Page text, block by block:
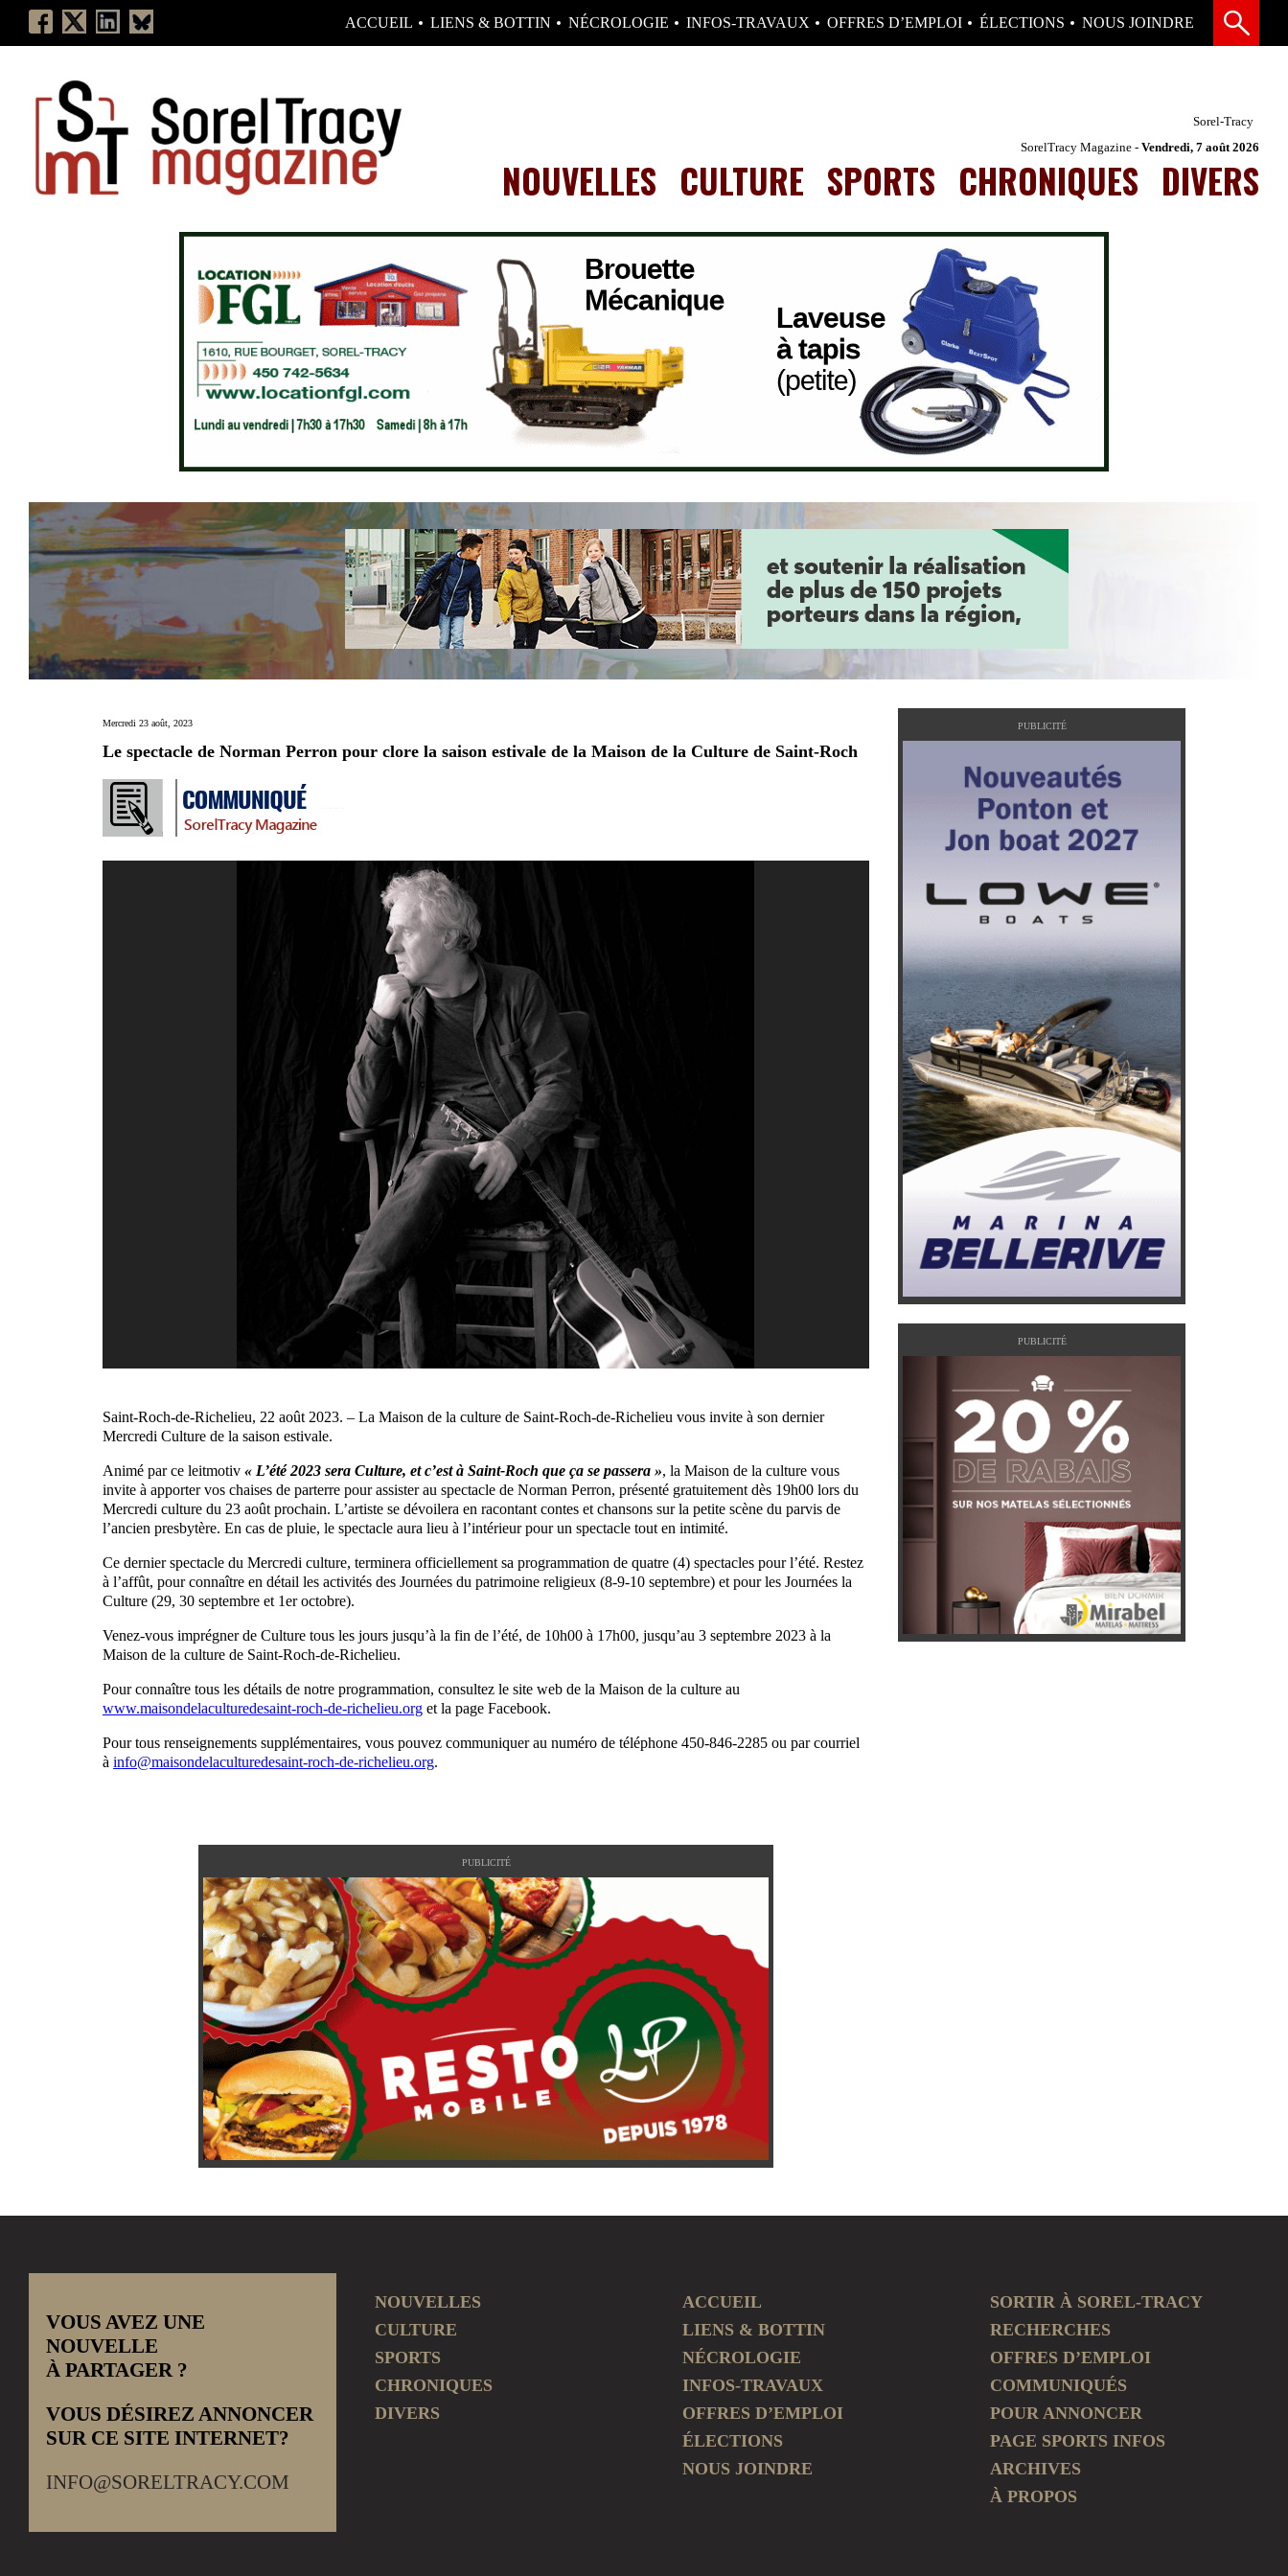
ACCUEIL LIENS & BOTTIN NÉCROLOGIE INFOS-TRAVAUX OFFRES D’EMPLOI ÉLECTIONS NOUS JOINDRE
Sorel-Tracy
SorelTracy Magazine - Vendredi, 7 août 2026
NOUVELLES CULTURE SPORTS CHRONIQUES DIVERS
Mercredi 23 août, 2023
Le spectacle de Norman Perron pour clore la saison estivale de la Maison de la Culture de Saint-Roch
Saint-Roch-de-Richelieu, 22 août 2023. – La Maison de la culture de Saint-Roch-de-Richelieu vous invite à son dernier
Mercredi Culture de la saison estivale.
Animé par ce leitmotiv « L’été 2023 sera Culture, et c’est à Saint-Roch que ça se passera », la Maison de la culture vous
invite à apporter vos chaises de parterre pour assister au spectacle de Norman Perron, présenté gratuitement dès 19h00 lors du
Mercredi culture du 23 août prochain. L’artiste se dévoilera en racontant contes et chansons sur la petite scène du parvis de
l’ancien presbytère. En cas de pluie, le spectacle aura lieu à l’intérieur pour un spectacle tout en intimité.
Ce dernier spectacle du Mercredi culture, terminera officiellement sa programmation de quatre (4) spectacles pour l’été. Restez
à l’affût, pour connaître en détail les activités des Journées du patrimoine religieux (8-9-10 septembre) et pour les Journées la
Culture (29, 30 septembre et 1er octobre).
Venez-vous imprégner de Culture tous les jours jusqu’à la fin de l’été, de 10h00 à 17h00, jusqu’au 3 septembre 2023 à la
Maison de la culture de Saint-Roch-de-Richelieu.
Pour connaître tous les détails de notre programmation, consultez le site web de la Maison de la culture au
www.maisondelaculturedesaint-roch-de-richelieu.org et la page Facebook.
Pour tous renseignements supplémentaires, vous pouvez communiquer au numéro de téléphone 450-846-2285 ou par courriel
à info@maisondelaculturedesaint-roch-de-richelieu.org.
PUBLICITÉ
PUBLICITÉ
PUBLICITÉ
VOUS AVEZ UNE
NOUVELLE
À PARTAGER ?
VOUS DÉSIREZ ANNONCER
SUR CE SITE INTERNET?
INFO@SORELTRACY.COM
NOUVELLES
CULTURE
SPORTS
CHRONIQUES
DIVERS
ACCUEIL
LIENS & BOTTIN
NÉCROLOGIE
INFOS-TRAVAUX
OFFRES D’EMPLOI
ÉLECTIONS
NOUS JOINDRE
SORTIR À SOREL-TRACY
RECHERCHES
OFFRES D’EMPLOI
COMMUNIQUÉS
POUR ANNONCER
PAGE SPORTS INFOS
ARCHIVES
À PROPOS